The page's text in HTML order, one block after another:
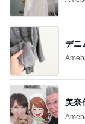
デニ
美奈